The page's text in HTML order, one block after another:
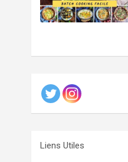
Liens Utiles